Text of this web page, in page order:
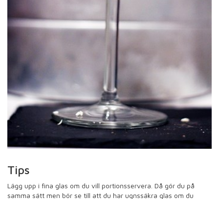
Tips
Lägg upp i fina glas om du vill portionsservera. Då gör du på
samma sätt men bör se till att du har ugnssäkra glas om du